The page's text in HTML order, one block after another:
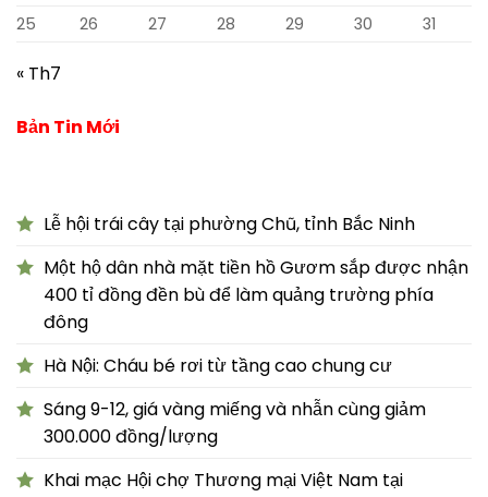
25
26 27 28 29 30 31
« Th7
Bản Tin Mới
Lễ hội trái cây tại phường Chũ, tỉnh Bắc Ninh
Một hộ dân nhà mặt tiền hồ Gươm sắp được nhận
400 tỉ đồng đền bù để làm quảng trường phía
đông
Hà Nội: Cháu bé rơi từ tầng cao chung cư
Sáng 9-12, giá vàng miếng và nhẫn cùng giảm
300.000 đồng/lượng
Khai mạc Hội chợ Thương mại Việt Nam tại